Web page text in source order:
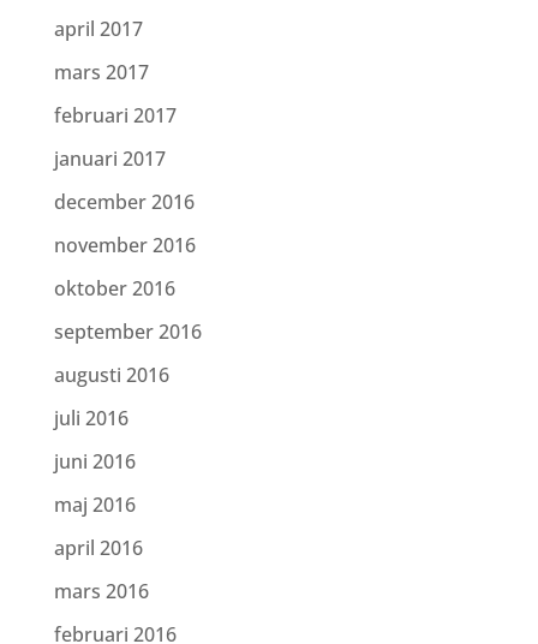
april 2017
mars 2017
februari 2017
januari 2017
december 2016
november 2016
oktober 2016
september 2016
augusti 2016
juli 2016
juni 2016
maj 2016
april 2016
mars 2016
februari 2016